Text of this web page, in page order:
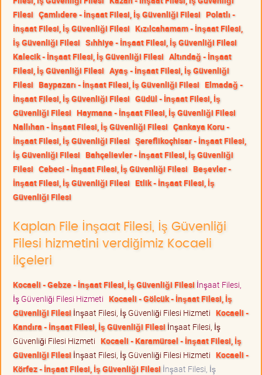
Filesi Çamlıdere - İnşaat Filesi, İş Güvenliği Filesi Polatlı -
İnşaat Filesi, İş Güvenliği Filesi Kızılcahamam - İnşaat Filesi,
İş Güvenliği Filesi Sıhhiye - İnşaat Filesi, İş Güvenliği Filesi
Kalecik - İnşaat Filesi, İş Güvenliği Filesi Altındağ - İnşaat
Filesi, İş Güvenliği Filesi Ayaş - İnşaat Filesi, İş Güvenliği
Filesi Baypazarı - İnşaat Filesi, İş Güvenliği Filesi Elmadağ -
İnşaat Filesi, İş Güvenliği Filesi Güdül - İnşaat Filesi, İş
Güvenliği Filesi Haymana - İnşaat Filesi, İş Güvenliği Filesi
Nallıhan - İnşaat Filesi, İş Güvenliği Filesi Çankaya Koru -
İnşaat Filesi, İş Güvenliği Filesi Şereflikoçhisar - İnşaat Filesi,
İş Güvenliği Filesi Bahçelievler - İnşaat Filesi, İş Güvenliği
Filesi Cebeci - İnşaat Filesi, İş Güvenliği Filesi Beşevler -
İnşaat Filesi, İş Güvenliği Filesi Etlik - İnşaat Filesi, İş
Güvenliği Filesi
Kaplan File İnşaat Filesi, İş Güvenliği
Filesi hizmetini verdiğimiz Kocaeli
ilçeleri
Kocaeli - Gebze - İnşaat Filesi, İş Güvenliği Filesi İnşaat Filesi,
İş Güvenliği Filesi Hizmeti Kocaeli - Gölcük - İnşaat Filesi, İş
Güvenliği Filesi İnşaat Filesi, İş Güvenliği Filesi Hizmeti Kocaeli -
Kandıra - İnşaat Filesi, İş Güvenliği Filesi İnşaat Filesi, İş
Güvenliği Filesi Hizmeti Kocaeli - Karamürsel - İnşaat Filesi, İş
Güvenliği Filesi İnşaat Filesi, İş Güvenliği Filesi Hizmeti Kocaeli -
Körfez - İnşaat Filesi, İş Güvenliği Filesi İnşaat Filesi, İş